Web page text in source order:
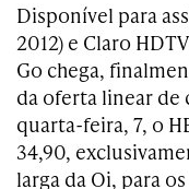
Disponível para
2012) e Claro
Go chega,
da oferta linear de
quarta-feira, 7, o
34,90,
larga da Oi, para